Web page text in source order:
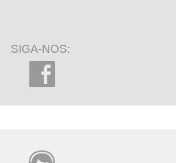
SIGA-NOS: